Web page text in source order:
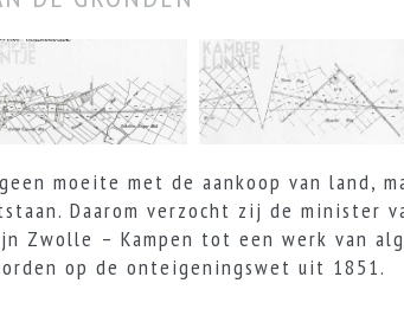
moeite met de aankoop van land,
Daarom verzocht zij de minister
Zwolle – Kampen tot een werk van
op de onteigeningswet uit 1851.